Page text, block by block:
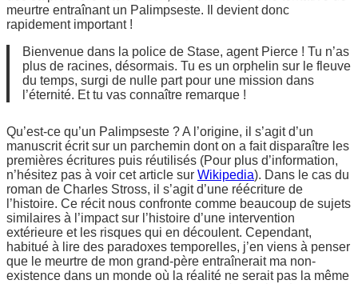
meurtre entraînant un Palimpseste. Il devient donc
rapidement important !
Bienvenue dans la police de Stase, agent Pierce ! Tu n’as
plus de racines, désormais. Tu es un orphelin sur le fleuve
du temps, surgi de nulle part pour une mission dans
l’éternité. Et tu vas connaître remarque !
Qu’est-ce qu’un Palimpseste ? A l’origine, il s’agit d’un
manuscrit écrit sur un parchemin dont on a fait disparaître les
premières écritures puis réutilisés (Pour plus d’information,
n’hésitez pas à voir cet article sur Wikipedia). Dans le cas du
roman de Charles Stross, il s’agit d’une réécriture de
l’histoire. Ce récit nous confronte comme beaucoup de sujets
similaires à l’impact sur l’histoire d’une intervention
extérieure et les risques qui en découlent. Cependant,
habitué à lire des paradoxes temporelles, j’en viens à penser
que le meurtre de mon grand-père entraînerait ma non-
existence dans un monde où la réalité ne serait pas la même